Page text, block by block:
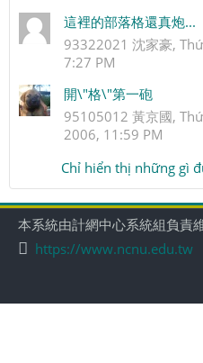
這裡的部落格還真炮...
93322021 沈家豪,
7:27 PM
開\"格\"第一砲
95105012 黃京國,
2006, 11:59 PM
Chỉ hiển thị những gì
本系統由計網中心系統組負責
https://www.ncnu.edu.tw